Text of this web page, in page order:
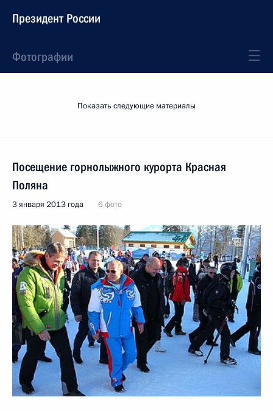
Президент России
Фотографии
Показать следующие материалы
Посещение горнолыжного курорта Красная
Поляна
3 января 2013 года 6 фото